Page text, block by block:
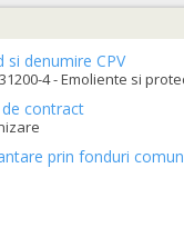
si denumire CPV
4 - Emoliente si
contract
prin fonduri